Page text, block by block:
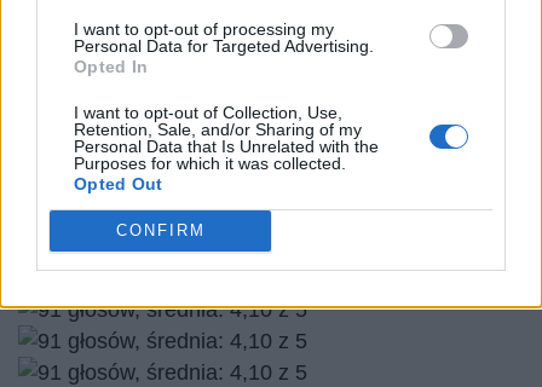
I want to opt-out of processing my
Personal Data for Targeted Advertising.
Opted In
I want to opt-out of Collection, Use,
Retention, Sale, and/or Sharing of my
Personal Data that Is Unrelated with the
Purposes for which it was collected.
Opted Out
CONFIRM
Wróć
Co sądzisz o naszej stronie?